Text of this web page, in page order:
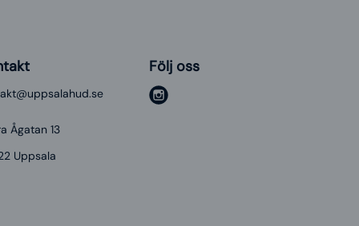
Ågatan 13
Uppsala
Följ oss
i